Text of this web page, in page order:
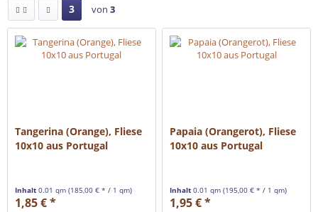
3 von 3
Tangerina (Orange), Fliese
10x10 aus Portugal
Inhalt0.01 qm(185,00 € * / 1 qm)
1,85 € *
Papaia (Orangerot), Fliese
10x10 aus Portugal
Inhalt0.01 qm(195,00 € * / 1 qm)
1,95 € *